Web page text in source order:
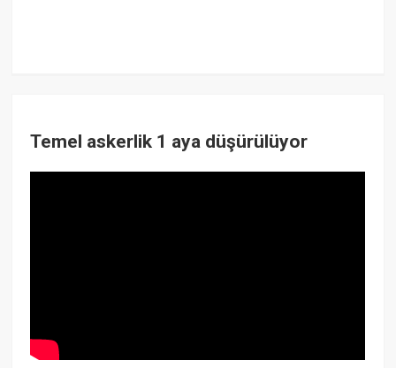
Temel askerlik 1 aya düşürülüyor